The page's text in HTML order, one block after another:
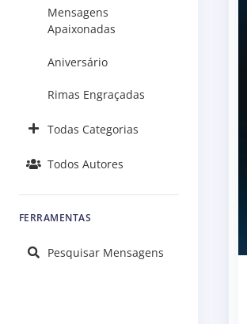
Mensagens
Apaixonadas
Aniversário
Rimas Engraçadas
Todas Categorias
Todos Autores
FERRAMENTAS
Pesquisar Mensagens